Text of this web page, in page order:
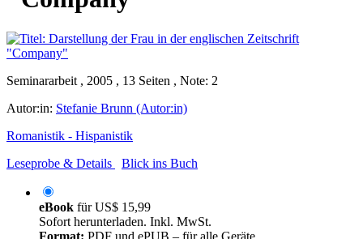
Seminararbeit , 2005 , 13 Seiten , Note: 2
Autor:in: Stefanie Brunn (Autor:in)
Romanistik - Hispanistik
Leseprobe & Details
Blick ins Buch
eBook fürUS$ 15,99
Sofort herunterladen. Inkl. MwSt.
Format: PDF und ePUB – für alle Geräte